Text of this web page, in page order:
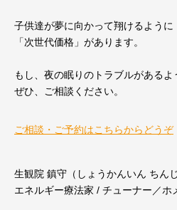
子供達が夢に向かって翔けるように
「次世代価格」があります。
もし、夜の眠りのトラブルがあるよ
ぜひ、ご相談ください。
ご相談・ご予約はこちらからどうぞ
生観院 鎮守（しょうかんいん ちんじ
エネルギー療法家 / チューナー／ホ